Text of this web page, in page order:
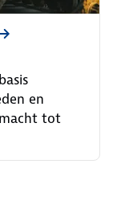
en
tot